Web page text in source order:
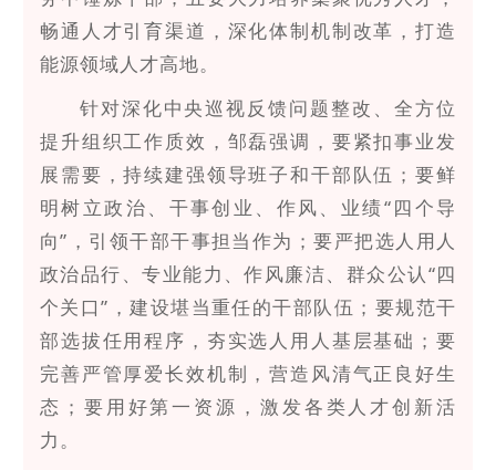
畅通人才引育渠道，深化体制机制改革，打造
能源领域人才高地。
针对深化中央巡视反馈问题整改、全方位
提升组织工作质效，邹磊强调，要紧扣事业发
展需要，持续建强领导班子和干部队伍；要鲜
明树立政治、干事创业、作风、业绩“四个导
向”，引领干部干事担当作为；要严把选人用人
政治品行、专业能力、作风廉洁、群众公认“四
个关口”，建设堪当重任的干部队伍；要规范干
部选拔任用程序，夯实选人用人基层基础；要
完善严管厚爱长效机制，营造风清气正良好生
态；要用好第一资源，激发各类人才创新活
力。